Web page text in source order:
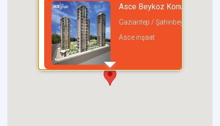
Asce Beykoz Konutları
Gaziantep / Şahinbey
Asce inşaat